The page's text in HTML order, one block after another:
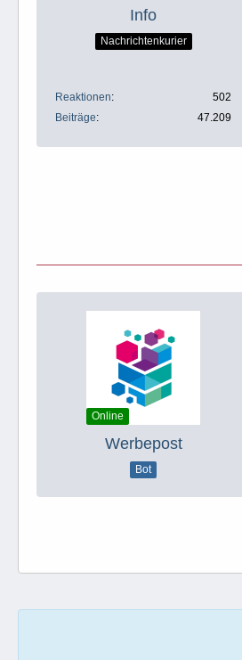
Info
Nachrichtenkurier
Reaktionen
502
Beiträge
47.209
Online
Werbepost
Bot